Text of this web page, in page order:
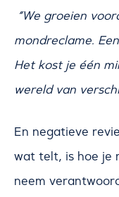
“We groeien
mondreclame.
Het kost je één
wereld van
En negatieve
wat telt, is hoe je
neem